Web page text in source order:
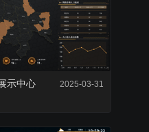
轻松完成数据接入和数据处理
示中心
2025-03-31